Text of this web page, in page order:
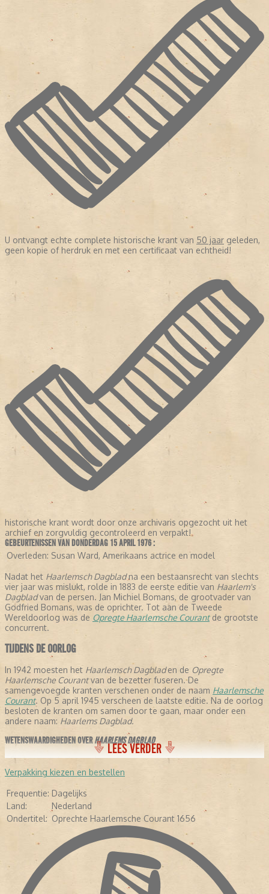
U ontvangt echte complete historische krant van 50 jaar geleden,
geen kopie of herdruk en met een certificaat van echtheid!
historische krant wordt door onze archivaris opgezocht uit het
archief en zorgvuldig gecontroleerd en verpakt!
GEBEURTENISSEN VAN DONDERDAG 15 APRIL 1976 :
Overleden: Susan Ward, Amerikaans actrice en model
Nadat het Haarlemsch Dagbladna een bestaansrecht van slechts
vier jaar was mislukt, rolde in 1883 de eerste editie van Haarlem's
Dagbladvan de persen. Jan Michiel Bomans, de grootvader van
Godfried Bomans, was de oprichter. Tot aan de Tweede
Wereldoorlog was de Opregte Haarlemsche Courantde grootste
concurrent.
TIJDENS DE OORLOG
In 1942 moesten het Haarlemsch Dagbladen de Opregte
Haarlemsche Courantvan de bezetter fuseren. De
samengevoegde kranten verschenen onder de naam Haarlemsche
Courant. Op 5 april 1945 verscheen de laatste editie. Na de oorlog
besloten de kranten om samen door te gaan, maar onder een
andere naam: Haarlems Dagblad.
WETENSWAARDIGHEDEN OVERHAARLEMS DAGBLAD
- De krant stelt dat ze de oudste krant verschijnende krant ter
wereld is, omdat ze is samengegaan met de
Courant
- In de negentiende eeuw schreven een aantal letterkundigen voor
de krant: Conrad Busken Huet en Eduard Douwes Dekker, beter
bekend als Multatuli.
- In 1948 kreeg de krant de toevoeging:Oprechte haarlemsche
Courant 1656.
In 2005 veranderde de avondkrant in een ochtendkrant.
- Diverse bekende Nederlanders hebben voor de krant geschreven,
waaronder Pim Fortuyn, Mart Smeets, Brigitte Kaandorp en Heleen
van Royen.
- In april 2013 verscheen de krant voor het eerst als tabloid.
LEES VERDER
Verpakking kiezen en bestellen
Frequentie: Dagelijks
Land:
Nederland
Ondertitel: Oprechte Haarlemsche Courant 1656